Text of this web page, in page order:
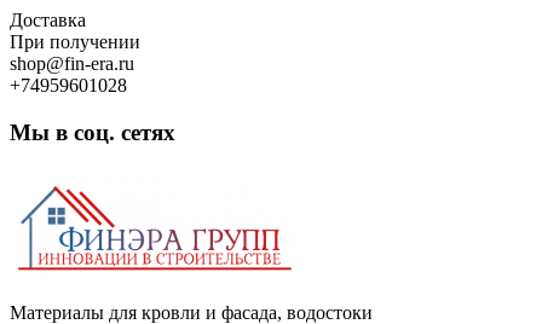
Skip
to
content
Доставка
При получении
shop@fin-era.ru
+74959601028
Мы в соц. сетях
Материалы для кровли и фасада, водостоки